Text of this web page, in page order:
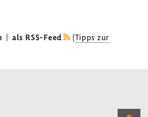
| als RSS-Feed (Tipps zur